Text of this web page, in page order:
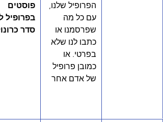
הפרופיל שלנו,
עם כל מה
שפרסמנו או
כתבו לנו שלא
בפרטי. או
כמובן פרופיל
של אדם אחר
פוסטים
בפרופיל
סדר